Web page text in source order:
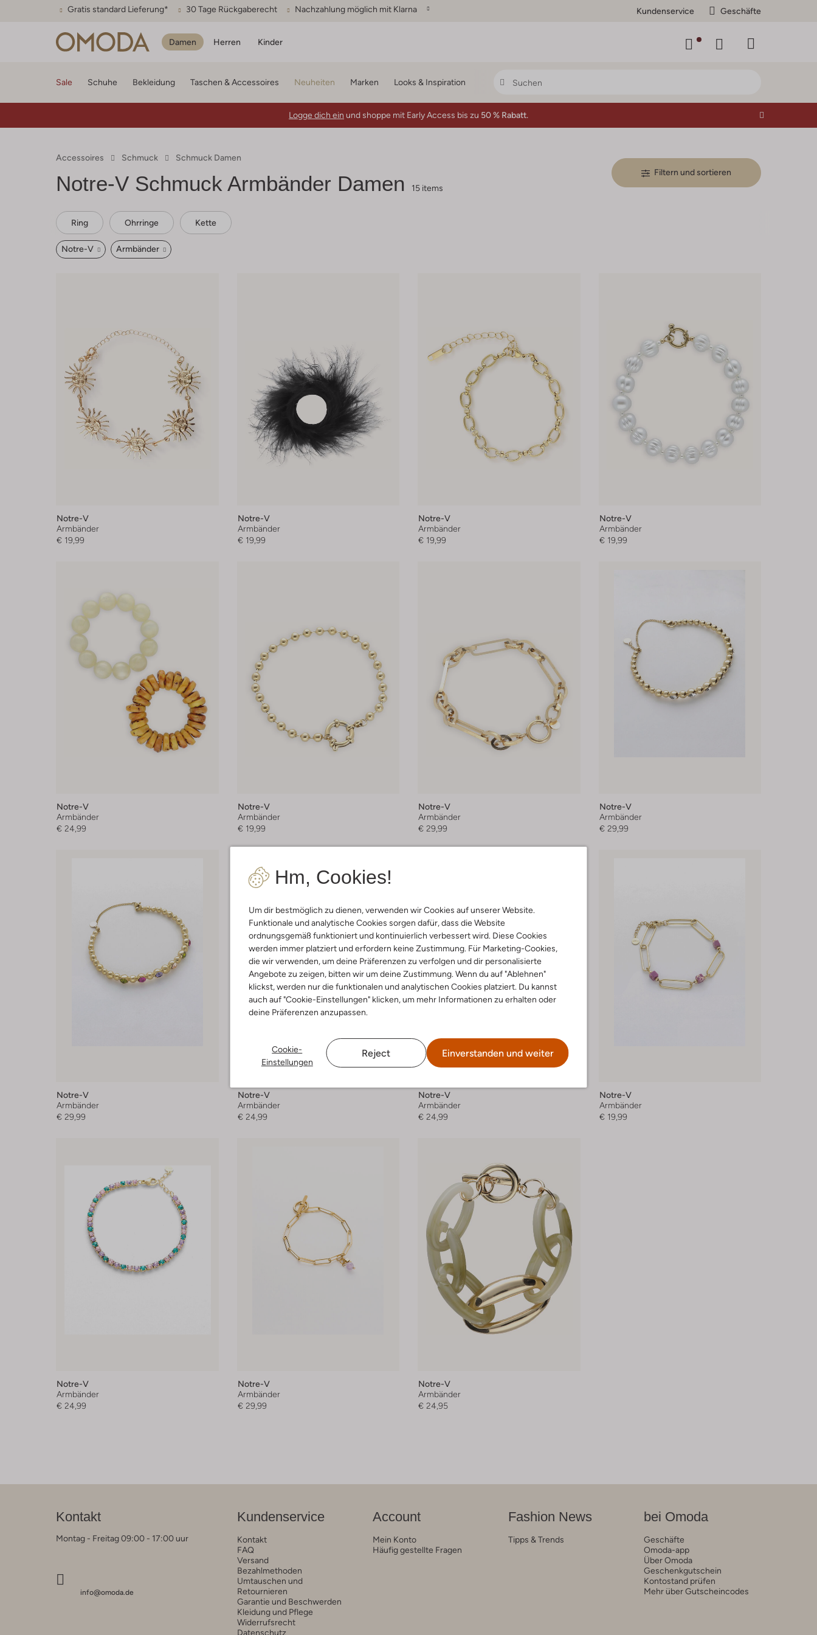
Gratis standard Lieferung* 30 Tage Rückgaberecht Nachzahlung möglich mit Klarna Kundenservice Geschäfte
Damen Herren Kinder
Hm, Cookies!
Um dir bestmöglich zu dienen, verwenden wir Cookies auf unserer Website.
Funktionale und analytische Cookies sorgen dafür, dass die Website
ordnungsgemäß funktioniert und kontinuierlich verbessert wird. Diese Cookies
werden immer platziert und erfordern keine Zustimmung. Für Marketing-Cookies,
die wir verwenden, um deine Präferenzen zu verfolgen und dir personalisierte
Angebote zu zeigen, bitten wir um deine Zustimmung. Wenn du auf "Ablehnen"
klickst, werden nur die funktionalen und analytischen Cookies platziert. Du kannst
auch auf "Cookie-Einstellungen" klicken, um mehr Informationen zu erhalten oder
deine Präferenzen anzupassen.
Cookie-
Einstellungen
Reject Einverstanden und weiter
Sale Schuhe Bekleidung Taschen & Accessoires Neuheiten Marken Looks & Inspiration
Logge dich ein und shoppe mit Early Access bis zu 50 % Rabatt.
Accessoires Schmuck Schmuck Damen
Notre-V Schmuck Armbänder Damen 15 items
Filtern und sortieren
Ring Ohrringe Kette
Notre-V Armbänder
Notre-V
Armbänder
€ 19,99
Notre-V
Armbänder
€ 19,99
Notre-V
Armbänder
€ 19,99
Notre-V
Armbänder
€ 19,99
Notre-V
Armbänder
€ 24,99
Notre-V
Armbänder
€ 19,99
Notre-V
Armbänder
€ 29,99
Notre-V
Armbänder
€ 29,99
Notre-V
Armbänder
€ 29,99
Notre-V
Armbänder
€ 24,99
Notre-V
Armbänder
€ 24,99
Notre-V
Armbänder
€ 19,99
Notre-V
Armbänder
€ 24,99
Notre-V
Armbänder
€ 29,99
Notre-V
Armbänder
€ 24,95
Kontakt
Montag - Freitag 09:00 - 17:00 uur
info@omoda.de
Kundenservice
Kontakt
FAQ
Versand
Bezahlmethoden
Umtauschen und
Retournieren
Garantie und Beschwerden
Kleidung und Pflege
Widerrufsrecht
Datenschutz
Account
Mein Konto
Häufig gestellte Fragen
Fashion News
Tipps & Trends
bei Omoda
Geschäfte
Omoda-app
Über Omoda
Geschenkgutschein
Kontostand prüfen
Mehr über Gutscheincodes